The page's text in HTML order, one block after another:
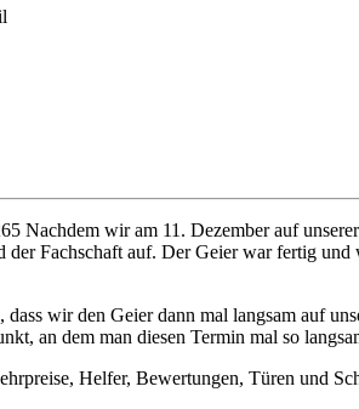
Nachdem wir am 11. Dezember auf
der Fachschaft auf. Der Geier war fertig
wir den Geier dann mal langsam auf
an dem man diesen Termin mal so
Helfer, Bewertungen, Türen und